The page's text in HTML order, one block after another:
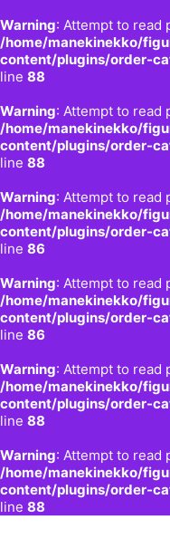
Warning: Attempt to read
/home/manekinekko/
content/plugins/order-
line 88
Warning: Attempt to read
/home/manekinekko/
content/plugins/order-
line 88
Warning: Attempt to read
/home/manekinekko/
content/plugins/order-
line 86
Warning: Attempt to read
/home/manekinekko/
content/plugins/order-
line 86
Warning: Attempt to read
/home/manekinekko/
content/plugins/order-
line 88
Warning: Attempt to read
/home/manekinekko/
content/plugins/order-
line 88